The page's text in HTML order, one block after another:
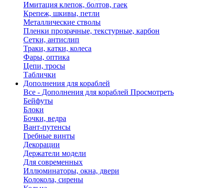
Имитация клепок, болтов, гаек
Крепеж, шкивы, петли
Металлические стволы
Пленки прозрачные, текстурные, карбон
Сетки, антислип
Траки, катки, колеса
Фары, оптика
Цепи, тросы
Таблички
Дополнения для кораблей
Все - Дополнения для кораблей Просмотреть
Бейфуты
Блоки
Бочки, ведра
Вант-путенсы
Гребные винты
Декорации
Держатели модели
Для современных
Иллюминаторы, окна, двери
Колокола, сирены